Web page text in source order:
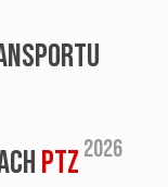
PTZ 2026